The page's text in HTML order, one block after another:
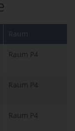
Raum
Raum P4
Raum P4
Raum P4